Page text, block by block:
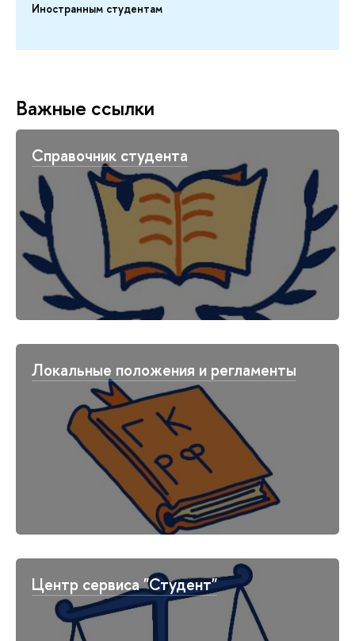
Иностранным студентам
Важные ссылки
Справочник студента
Локальные положения и регламенты
Центр сервиса "Студент"